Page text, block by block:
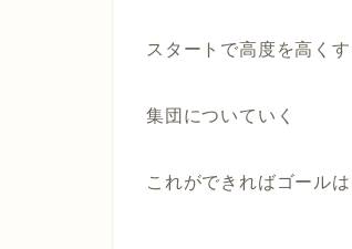
スタートで高度を高くす
集団についていく
これができればゴール